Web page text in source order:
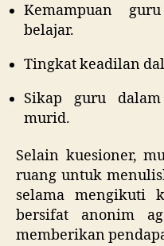
Kemampuan
belajar.
Tingkat keadilan
Sikap guru
murid.
Selain kuesioner,
ruang untuk
selama mengikuti
bersifat anonim
memberikan